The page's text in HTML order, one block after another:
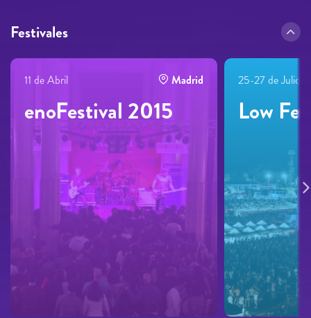
Festivales
11 de Abril Madrid
enoFestival 2015
25-27 de Julio
Low